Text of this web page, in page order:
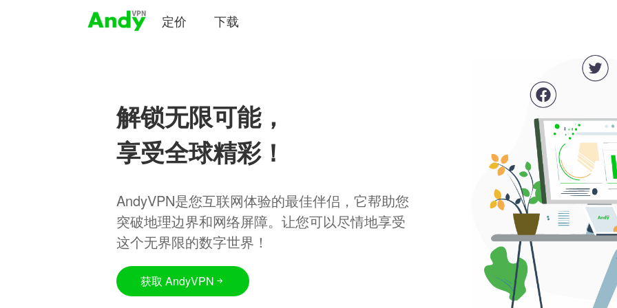
定价 下载
解锁无限可能，
享受全球精彩！
AndyVPN是您互联网体验的最佳伴侣，它帮助您
突破地理边界和网络屏障。让您可以尽情地享受
这个无界限的数字世界！
获取 AndyVPN